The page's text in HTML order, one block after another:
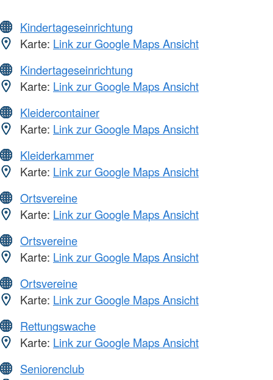
Kindertageseinrichtung
Karte: Link zur Google Maps Ansicht
Kindertageseinrichtung
Karte: Link zur Google Maps Ansicht
Kleidercontainer
Karte: Link zur Google Maps Ansicht
Kleiderkammer
Karte: Link zur Google Maps Ansicht
Ortsvereine
Karte: Link zur Google Maps Ansicht
Ortsvereine
Karte: Link zur Google Maps Ansicht
Ortsvereine
Karte: Link zur Google Maps Ansicht
Rettungswache
Karte: Link zur Google Maps Ansicht
Seniorenclub